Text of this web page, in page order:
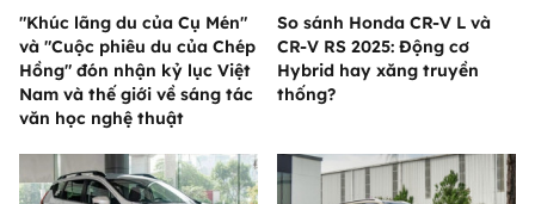
"Khúc lãng du của Cụ Mén"
và "Cuộc phiêu du của Chép
Hồng" đón nhận kỷ lục Việt
Nam và thế giới về sáng tác
văn học nghệ thuật
So sánh Honda CR-V L và
CR-V RS 2025: Động cơ
Hybrid hay xăng truyền
thống?